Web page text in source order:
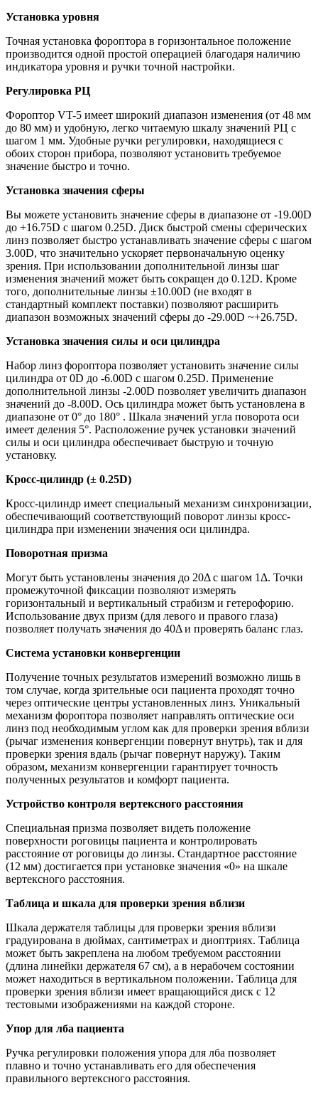
Установка уровня
Точная установка фороптора в горизонтальное положение
производится одной простой операцией благодаря наличию
индикатора уровня и ручки точной настройки.
Регулировка РЦ
Фороптор VT-5 имеет широкий диапазон изменения (от 48 мм
до 80 мм) и удобную, легко читаемую шкалу значений РЦ с
шагом 1 мм. Удобные ручки регулировки, находящиеся с
обоих сторон прибора, позволяют установить требуемое
значение быстро и точно.
Установка значения сферы
Вы можете установить значение сферы в диапазоне от -19.00D
до +16.75D с шагом 0.25D. Диск быстрой смены сферических
линз позволяет быстро устанавливать значение сферы с шагом
3.00D, что значительно ускоряет первоначальную оценку
зрения. При использовании дополнительной линзы шаг
изменения значений может быть сокращен до 0.12D. Кроме
того, дополнительные линзы ±10.00D (не входят в
стандартный комплект поставки) позволяют расширить
диапазон возможных значений сферы до -29.00D ~+26.75D.
Установка значения силы и оси цилиндра
Набор линз фороптора позволяет установить значение силы
цилиндра от 0D до -6.00D с шагом 0.25D. Применение
дополнительной линзы -2.00D позволяет увеличить диапазон
значений до -8.00D. Ось цилиндра может быть установлена в
диапазоне от 0° до 180° . Шкала значений угла поворота оси
имеет деления 5°. Расположение ручек установки значений
силы и оси цилиндра обеспечивает быструю и точную
установку.
Кросс-цилиндр (± 0.25D)
Кросс-цилиндр имеет специальный механизм синхронизации,
обеспечивающий соответствующий поворот линзы кросс-
цилиндра при изменении значения оси цилиндра.
Поворотная призма
Могут быть установлены значения до 20Δ с шагом 1Δ. Точки
промежуточной фиксации позволяют измерять
горизонтальный и вертикальный страбизм и гетерофорию.
Использование двух призм (для левого и правого глаза)
позволяет получать значения до 40Δ и проверять баланс глаз.
Система установки конвергенции
Получение точных результатов измерений возможно лишь в
том случае, когда зрительные оси пациента проходят точно
через оптические центры установленных линз. Уникальный
механизм фороптора позволяет направлять оптические оси
линз под необходимым углом как для проверки зрения вблизи
(рычаг изменения конвергенции повернут внутрь), так и для
проверки зрения вдаль (рычаг повернут наружу). Таким
образом, механизм конвергенции гарантирует точность
полученных результатов и комфорт пациента.
Устройство контроля вертексного расстояния
Специальная призма позволяет видеть положение
поверхности роговицы пациента и контролировать
расстояние от роговицы до линзы. Стандартное расстояние
(12 мм) достигается при установке значения «0» на шкале
вертексного расстояния.
Таблица и шкала для проверки зрения вблизи
Шкала держателя таблицы для проверки зрения вблизи
градуирована в дюймах, сантиметрах и диоптриях. Таблица
может быть закреплена на любом требуемом расстоянии
(длина линейки держателя 67 см), а в нерабочем состоянии
может находиться в вертикальном положении. Таблица для
проверки зрения вблизи имеет вращающийся диск с 12
тестовыми изображениями на каждой стороне.
Упор для лба пациента
Ручка регулировки положения упора для лба позволяет
плавно и точно устанавливать его для обеспечения
правильного вертексного расстояния.